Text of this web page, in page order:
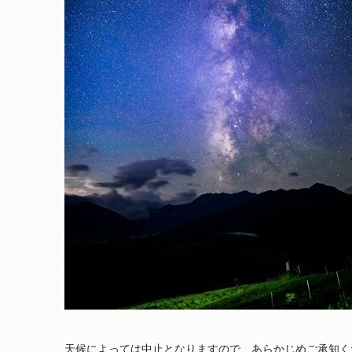
天候によっては中止となりますので、あらかじめご承知